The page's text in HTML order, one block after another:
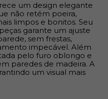
um design elegante
não retém poeira,
limpos e bonitos. Seu
garante um ajuste
sem frestas,
impecável. Além
pelo furo oblongo e
paredes de madeira. A
um visual mais